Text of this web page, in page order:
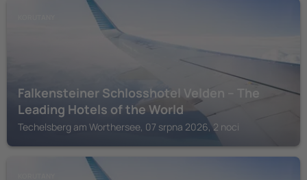
Falkensteiner Schlosshotel Velden – The
Leading Hotels of the World
Techelsberg am Worthersee, 07 srpna 2026, 2 noci